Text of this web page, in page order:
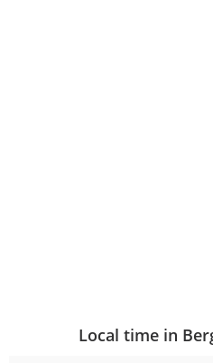
Local time in